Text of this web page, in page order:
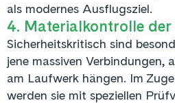
als modernes Ausflugsziel.
4. Materialkontrolle der
Sicherheitskritisch sind
jene massiven Verbindungen,
am Laufwerk hängen. Im
werden sie mit speziellen